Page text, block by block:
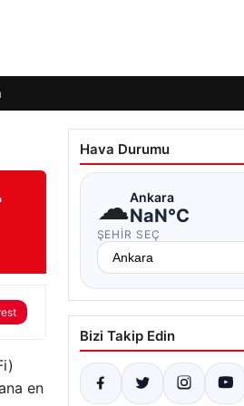
en
Hava Durumu
☁Ankara
NaN°C
ŞEHIR SEÇ
Bizi Takip Edin